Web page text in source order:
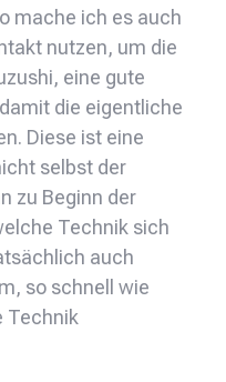
mache ich es auch
nutzen, um die
eine gute
die eigentliche
Diese ist eine
selbst der
zu Beginn der
Technik sich
auch
so schnell wie
Technik